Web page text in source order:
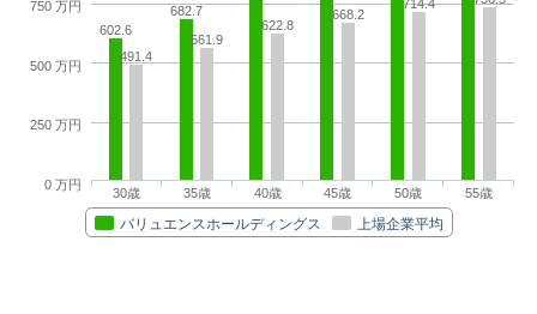
602.6
682.7
491.4
561.9
622.8
668.2
714.4
バリュエンスホールディングス 上場企業平均
30歳 35歳 40歳 45歳 50歳 55歳
0 万円
250 万円
500 万円
750 万円